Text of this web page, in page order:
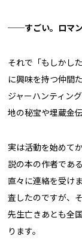
──すごい。ロマン
それで「もしかし
に興味を持つ仲間
ジャーハンティン
地の秘宝や埋蔵金
実は活動を始めて
説の本の作者であ
直々に連絡を受け
査したのですが、
先生亡きあとも全
ります。